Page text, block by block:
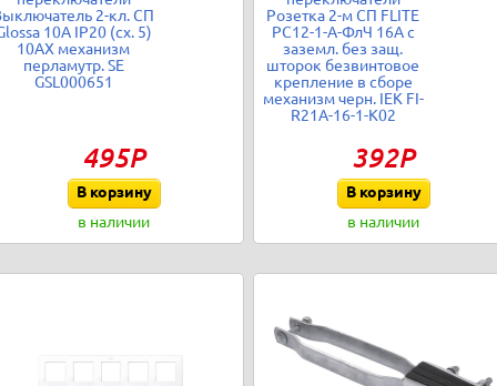
2-кл. СП
10А IP20 (сх. 5)
10AX механизм
перламутр. SE
GSL000651
495Р
В корзину
в наличии
Розетка 2-м СП FLITE
РС12-1-А-ФлЧ 16А с
заземл. без защ.
шторок безвинтовое
крепление в сборе
механизм черн. IEK FI-
R21A-16-1-K02
392Р
В корзину
в наличии